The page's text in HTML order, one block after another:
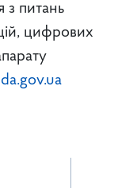
з питань
цифрових